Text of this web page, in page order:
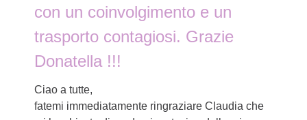
con un coinvolgimento e un
trasporto contagiosi. Grazie
Donatella !!!
Ciao a tutte,
fatemi immediatamente ringraziare Claudia che